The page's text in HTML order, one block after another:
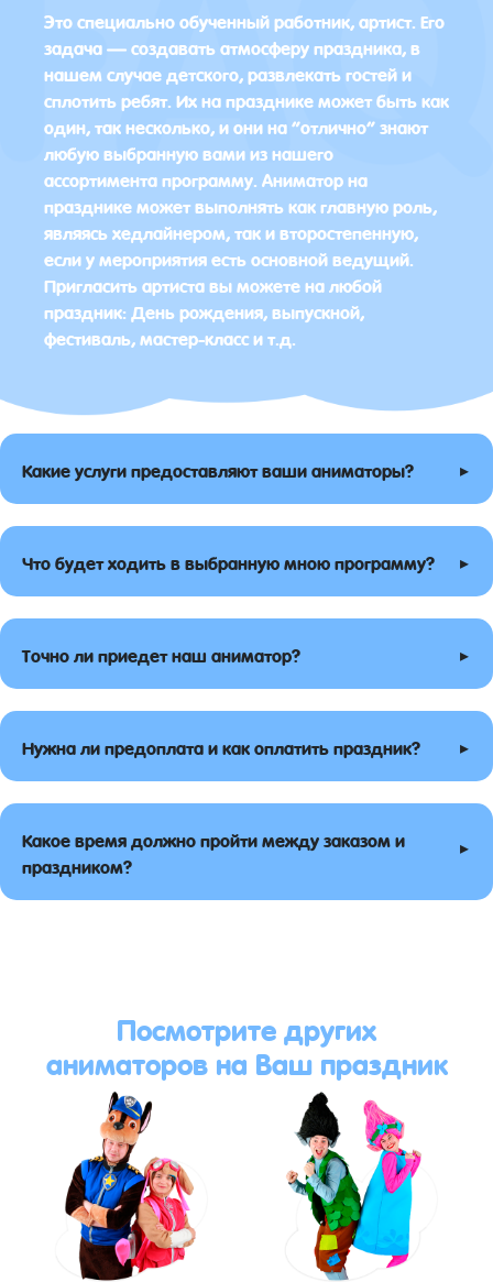
Это специально обученный работник, артист. Его
задача — создавать атмосферу праздника, в
нашем случае детского, развлекать гостей и
сплотить ребят. Их на празднике может быть как
один, так несколько, и они на “отлично” знают
любую выбранную вами из нашего
ассортимента программу. Аниматор на
празднике может выполнять как главную роль,
являясь хедлайнером, так и второстепенную,
если у мероприятия есть основной ведущий.
Пригласить артиста вы можете на любой
праздник: День рождения, выпускной,
фестиваль, мастер-класс и т.д.
Какие услуги предоставляют ваши аниматоры? ▸
Что будет ходить в выбранную мною программу? ▸
Точно ли приедет наш аниматор? ▸
Нужна ли предоплата и как оплатить праздник? ▸
Какое время должно пройти между заказом и
праздником?
▸
Посмотрите других
аниматоров на Ваш праздник